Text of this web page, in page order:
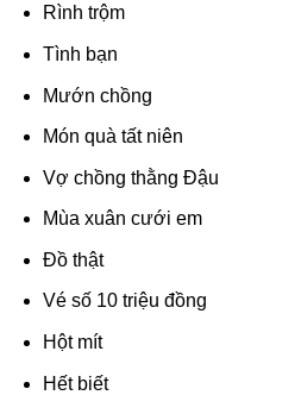
Rình trộm
Tình bạn
Mướn chồng
Món quà tất niên
Vợ chồng thằng Đậu
Mùa xuân cưới em
Đồ thật
Vé số 10 triệu đồng
Hột mít
Hết biết